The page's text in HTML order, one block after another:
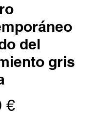
del
gris
€Precio